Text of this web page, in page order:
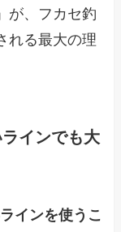
が、フカセ釣
れる最大の理
インでも大
インを使うこ